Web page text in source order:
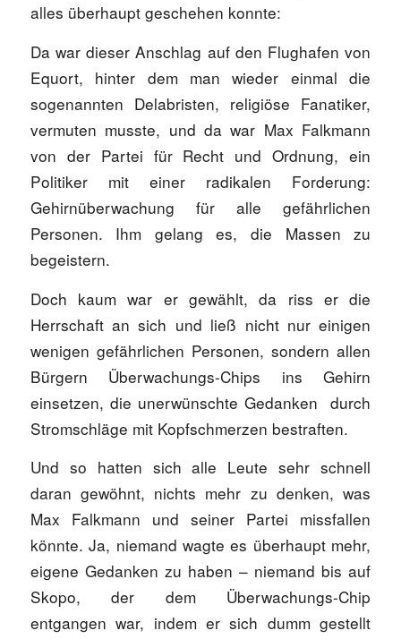
alles überhaupt geschehen konnte:
Da war dieser Anschlag auf den Flughafen von
Equort, hinter dem man wieder einmal die
sogenannten Delabristen, religiöse Fanatiker,
vermuten musste, und da war Max Falkmann
von der Partei für Recht und Ordnung, ein
Politiker mit einer radikalen Forderung:
Gehirnüberwachung für alle gefährlichen
Personen. Ihm gelang es, die Massen zu
begeistern.
Doch kaum war er gewählt, da riss er die
Herrschaft an sich und ließ nicht nur einigen
wenigen gefährlichen Personen, sondern allen
Bürgern Überwachungs-Chips ins Gehirn
einsetzen, die unerwünschte Gedanken durch
Stromschläge mit Kopfschmerzen bestraften.
Und so hatten sich alle Leute sehr schnell
daran gewöhnt, nichts mehr zu denken, was
Max Falkmann und seiner Partei missfallen
könnte. Ja, niemand wagte es überhaupt mehr,
eigene Gedanken zu haben – niemand bis auf
Skopo, der dem Überwachungs-Chip
entgangen war, indem er sich dumm gestellt